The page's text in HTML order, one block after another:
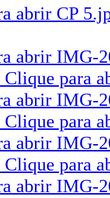
Clique para
Clique para
Clique para